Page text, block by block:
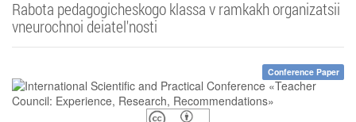
Rabota pedagogicheskogo klassa v ramkakh organizatsii
vneurochnoi deiatel'nosti
Conference Paper